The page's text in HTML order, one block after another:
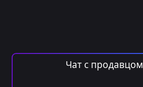
Чат с продавцом